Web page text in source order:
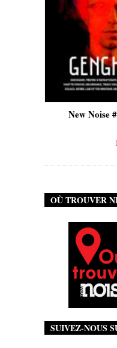
New Noise
OÙ TROUVER
SUIVEZ-NOUS